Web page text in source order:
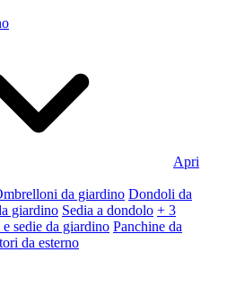
Apri
da giardino Dondoli da
giardino Sedia a dondolo + 3
sedie da giardino Panchine da
da esterno